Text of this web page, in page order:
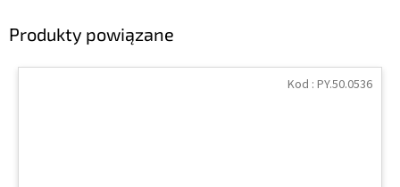
Produkty powiązane
Kod : PY.50.0536